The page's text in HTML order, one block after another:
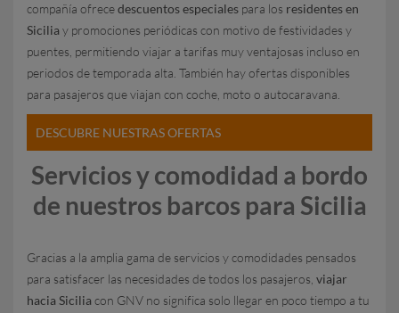
compañía ofrecedescuentos especiales para los residentes en
Sicilia y promociones periódicas con motivo de festividades y
puentes, permitiendo viajar a tarifas muy ventajosas incluso en
periodos de temporada alta. También hay ofertas disponibles
para pasajeros que viajan con coche, moto o autocaravana.
DESCUBRE NUESTRAS OFERTAS
Servicios y comodidad a bordo
de nuestros barcos para Sicilia
Gracias a la amplia gama de servicios y comodidades pensados
para satisfacer las necesidades de todos los pasajeros, viajar
hacia Sicilia con GNV no significa solo llegar en poco tiempo a tu